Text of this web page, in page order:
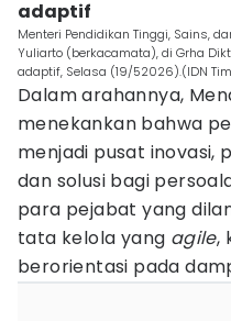
adaptif
Menteri Pendidikan Tinggi, Sains,
Yuliarto (berkacamata), di Grha
adaptif, Selasa (19/52026).(IDN
Dalam arahannya,
menekankan bahwa
menjadi pusat inovasi,
dan solusi bagi
para pejabat yang
tata kelola yang agile,
berorientasi pada